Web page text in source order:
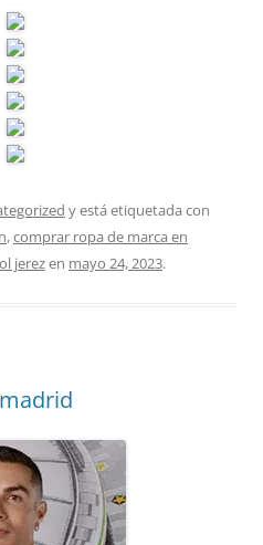
y está etiquetada con
,comprar ropa de marca en
jerezen mayo 24, 2023.